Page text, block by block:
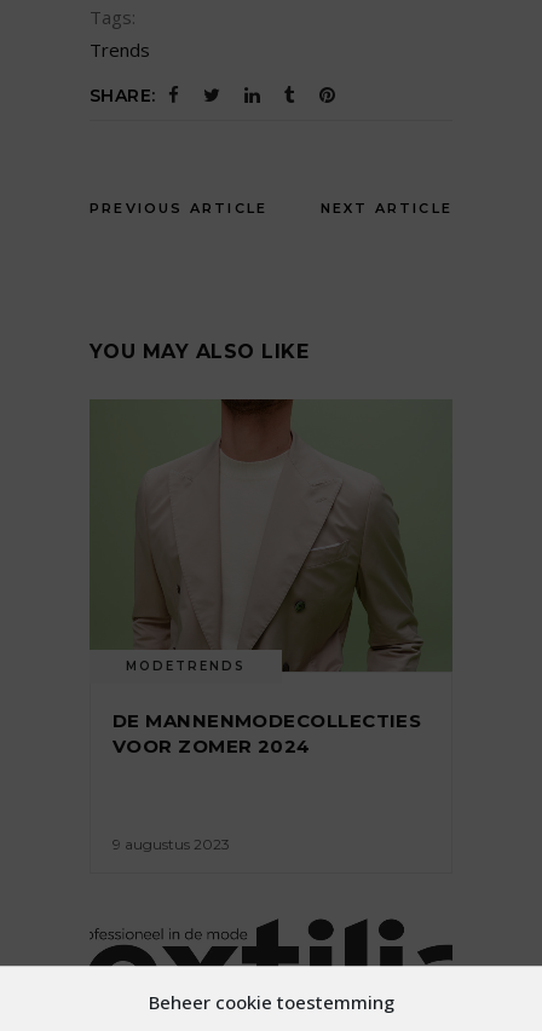
Beheer cookie toestemming
Tags:
Trends
SHARE:
PREVIOUS ARTICLE NEXT ARTICLE
YOU MAY ALSO LIKE
MODETRENDS
DE MANNENMODECOLLECTIES
VOOR ZOMER 2024
9 augustus 2023